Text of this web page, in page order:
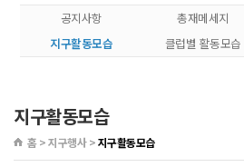
공지사항 총재메세지
지구활동모습
클럽별 활동모습
지구활동모습
홈 > 지구행사 >지구활동모습